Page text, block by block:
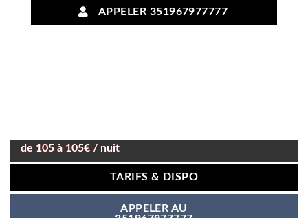
APPELER 351967977777
de 105 à 105€ / nuit
TARIFS & DISPO
APPELER AU